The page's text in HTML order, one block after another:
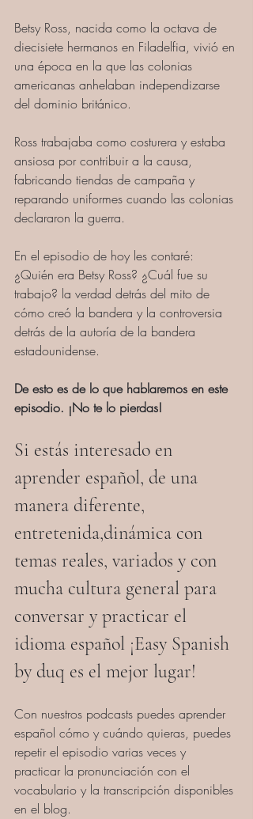
Betsy Ross, nacida como la octava de
diecisiete hermanos en Filadelfia, vivió en
una época en la que las colonias
americanas anhelaban independizarse
del dominio británico.
Ross trabajaba como costurera y estaba
ansiosa por contribuir a la causa,
fabricando tiendas de campaña y
reparando uniformes cuando las colonias
declararon la guerra.
En el episodio de hoy les contaré:
¿Quién era Betsy Ross? ¿Cuál fue su
trabajo? la verdad detrás del mito de
cómo creó la bandera y la controversia
detrás de la autoría de la bandera
estadounidense.
De esto es de lo que hablaremos en este
episodio. ¡No te lo pierdas!
Si estás interesado en
aprender español, de una
manera diferente,
entretenida,dinámica con
temas reales, variados y con
mucha cultura general para
conversar y practicar el
idioma español ¡Easy Spanish
by duq es el mejor lugar!
Con nuestros podcasts puedes aprender
español cómo y cuándo quieras, puedes
repetir el episodio varias veces y
practicar la pronunciación con el
vocabulario y la transcripción disponibles
en el blog.